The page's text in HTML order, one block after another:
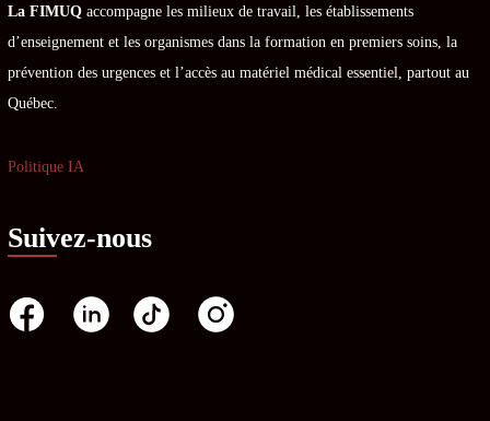
La FIMUQ accompagne les milieux de travail, les établissements
d’enseignement et les organismes dans la formation en premiers soins, la
prévention des urgences et l’accès au matériel médical essentiel, partout au
Québec.
Politique IA
Suivez-nous